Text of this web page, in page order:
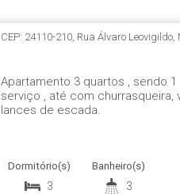
CEP: 24110-210, Rua Álvaro Leovigildo,
3
Dormitório(s)
3
Banheiro(s)
Apartamento 3 quartos , sendo
serviço , até com churrasqueira,
lances de escada.